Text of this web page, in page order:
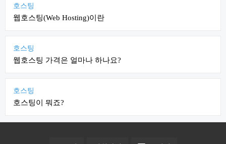
호스팅
웹호스팅(Web Hosting)이란
호스팅
웹호스팅 가격은 얼마나 하나요?
호스팅
호스팅이 뭐죠?